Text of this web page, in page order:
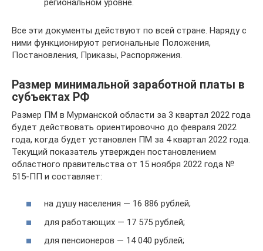
Все эти документы действуют по всей стране. Наряду с
ними функционируют региональные Положения,
Постановления, Приказы, Распоряжения.
Размер минимальной заработной платы в
субъектах РФ
Размер ПМ в Мурманской области за 3 квартал 2022 года
будет действовать ориентировочно до февраля 2022
года, когда будет установлен ПМ за 4 квартал 2022 года.
Текущий показатель утвержден постановлением
областного правительства от 15 ноября 2022 года №
515-ПП и составляет:
на душу населения — 16 886 рублей;
для работающих — 17 575 рублей;
для пенсионеров — 14 040 рублей;